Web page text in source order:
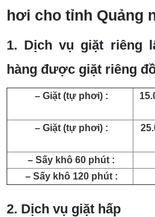
hơi cho tỉnh Quảng
1. Dịch vụ giặt riêng
hàng được giặt riêng
– Giặt (tự phơi) :
– Giặt (tự phơi) :
– Sấy khô 60 phút :
– Sấy khô 120 phút :
2. Dịch vụ giặt hấp